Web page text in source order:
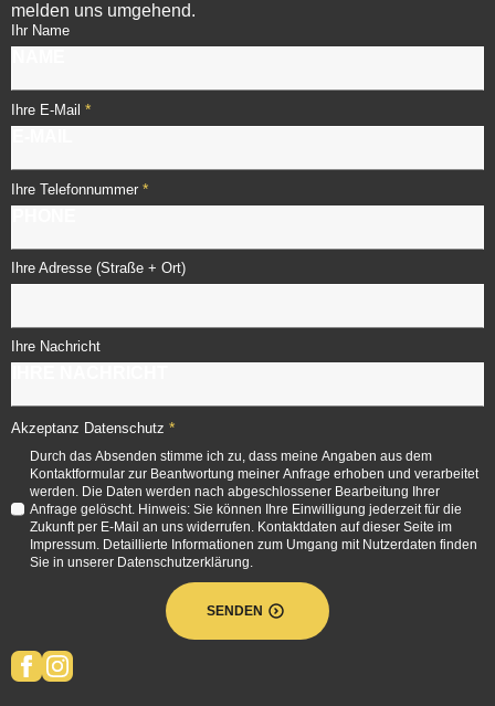
melden uns umgehend.
Ihr Name
Ihre E-Mail *
Ihre Telefonnummer *
Ihre Adresse (Straße + Ort)
Ihre Nachricht
Akzeptanz Datenschutz *
Durch das Absenden stimme ich zu, dass meine Angaben aus dem
Kontaktformular zur Beantwortung meiner Anfrage erhoben und verarbeitet
werden. Die Daten werden nach abgeschlossener Bearbeitung Ihrer
Anfrage gelöscht. Hinweis: Sie können Ihre Einwilligung jederzeit für die
Zukunft per E-Mail an uns widerrufen. Kontaktdaten auf dieser Seite im
Impressum. Detaillierte Informationen zum Umgang mit Nutzerdaten finden
Sie in unserer Datenschutzerklärung.
SENDEN